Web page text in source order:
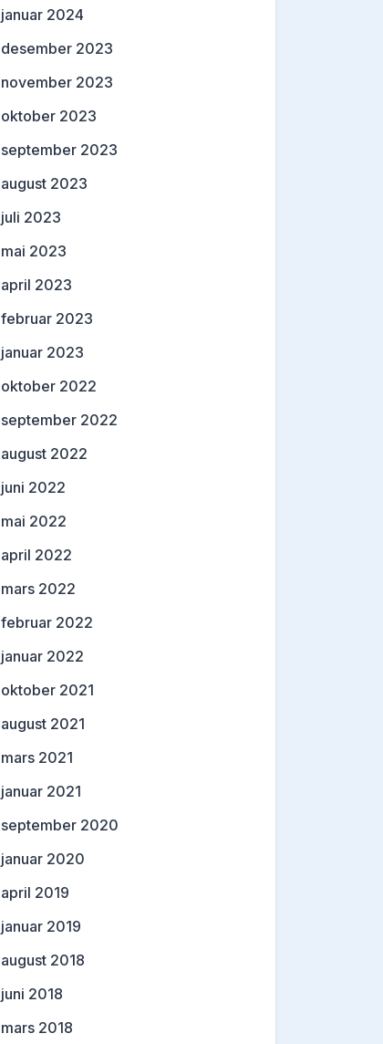
januar 2024
desember 2023
november 2023
oktober 2023
september 2023
august 2023
juli 2023
mai 2023
april 2023
februar 2023
januar 2023
oktober 2022
september 2022
august 2022
juni 2022
mai 2022
april 2022
mars 2022
februar 2022
januar 2022
oktober 2021
august 2021
mars 2021
januar 2021
september 2020
januar 2020
april 2019
januar 2019
august 2018
juni 2018
mars 2018